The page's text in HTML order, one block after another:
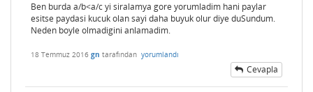
Ben burda a/b<a/c yi siralamya gore yorumladim hani paylar
esitse paydasi kucuk olan sayi daha buyuk olur diye duSundum.
Neden boyle olmadigini anlamadim.
18 Temmuz 2016 gn tarafından yorumlandı
Cevapla